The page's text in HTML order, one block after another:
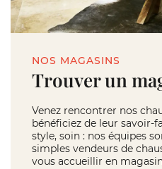
NOS MAGASINS
Trouver un
Venez rencontrer nos
bénéficiez de leur savoir-
style, soin : nos équipes
simples vendeurs de
vous accueillir en